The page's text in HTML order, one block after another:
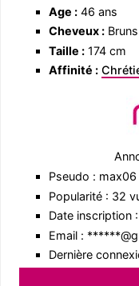
Age :46 ans
Cheveux :Bruns
Taille :174 cm
Affinité :
Pseudo : max06
Popularité : 32
Date inscription
Email :
Dernière